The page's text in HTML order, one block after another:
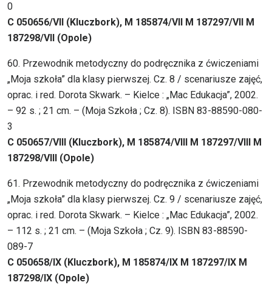
0
C 050656/VII (Kluczbork), M 185874/VII M 187297/VII M
187298/VII (Opole)
60. Przewodnik metodyczny do podręcznika z ćwiczeniami
„Moja szkoła” dla klasy pierwszej. Cz. 8 / scenariusze zajęć,
oprac. i red. Dorota Skwark. – Kielce : „Mac Edukacja”, 2002.
– 92 s. ; 21 cm. – (Moja Szkoła ; Cz. 8). ISBN 83-88590-080-
3
C 050657/VIII (Kluczbork), M 185874/VIII M 187297/VIII M
187298/VIII (Opole)
61. Przewodnik metodyczny do podręcznika z ćwiczeniami
„Moja szkoła” dla klasy pierwszej. Cz. 9 / scenariusze zajęć,
oprac. i red. Dorota Skwark. – Kielce : „Mac Edukacja”, 2002.
– 112 s. ; 21 cm. – (Moja Szkoła ; Cz. 9). ISBN 83-88590-
089-7
C 050658/IX (Kluczbork), M 185874/IX M 187297/IX M
187298/IX (Opole)